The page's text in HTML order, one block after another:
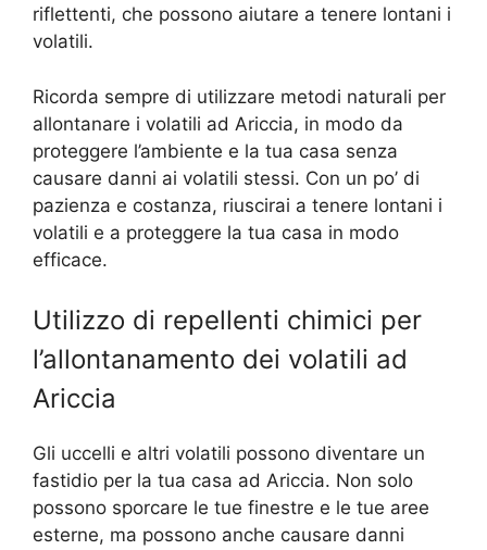
riflettenti, che possono aiutare a tenere lontani i
volatili.
Ricorda sempre di utilizzare metodi naturali per
allontanare i volatili ad Ariccia, in modo da
proteggere l’ambiente e la tua casa senza
causare danni ai volatili stessi. Con un po’ di
pazienza e costanza, riuscirai a tenere lontani i
volatili e a proteggere la tua casa in modo
efficace.
Utilizzo di repellenti chimici per
l’allontanamento dei volatili ad
Ariccia
Gli uccelli e altri volatili possono diventare un
fastidio per la tua casa ad Ariccia. Non solo
possono sporcare le tue finestre e le tue aree
esterne, ma possono anche causare danni